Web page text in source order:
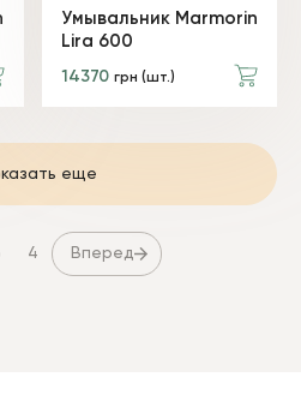
Умывальник Marmorin
Lira 600
14370 грн (шт.)
еще
4 Вперед